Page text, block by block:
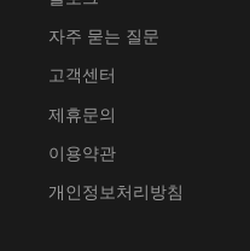
자주 묻는 질문
고객센터
제휴문의
이용약관
개인정보처리방침